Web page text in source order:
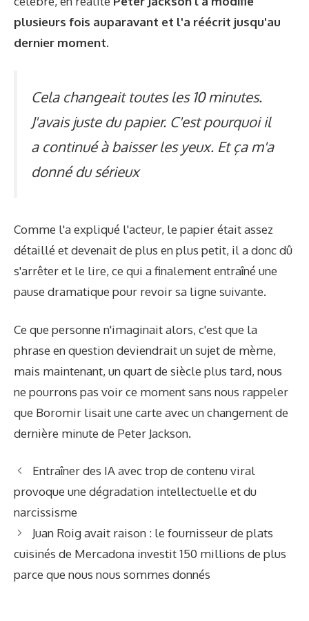
plusieurs fois auparavant et l'a réécrit jusqu'au
dernier moment.
Cela changeait toutes les 10 minutes.
J'avais juste du papier. C'est pourquoi il
a continué à baisser les yeux. Et ça m'a
donné du sérieux
Comme l'a expliqué l'acteur, le papier était assez
détaillé et devenait de plus en plus petit, il a donc dû
s'arrêter et le lire, ce qui a finalement entraîné une
pause dramatique pour revoir sa ligne suivante.
Ce que personne n'imaginait alors, c'est que la
phrase en question deviendrait un sujet de mème,
mais maintenant, un quart de siècle plus tard, nous
ne pourrons pas voir ce moment sans nous rappeler
que Boromir lisait une carte avec un changement de
dernière minute de Peter Jackson.
Entraîner des IA avec trop de contenu viral
provoque une dégradation intellectuelle et du
narcissisme
Juan Roig avait raison : le fournisseur de plats
cuisinés de Mercadona investit 150 millions de plus
parce que nous nous sommes donnés